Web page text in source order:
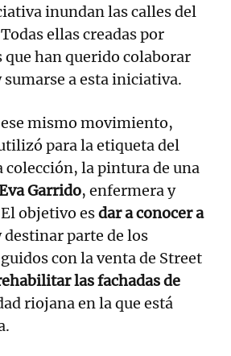
inundan las calles del
ellas creadas por
han querido colaborar
a esta iniciativa.
mismo movimiento,
para la etiqueta del
la pintura de una
Garrido, enfermera y
objetivo esdar a conocer a
destinar parte de los
con la venta de Street
las fachadas de
riojana en la que está